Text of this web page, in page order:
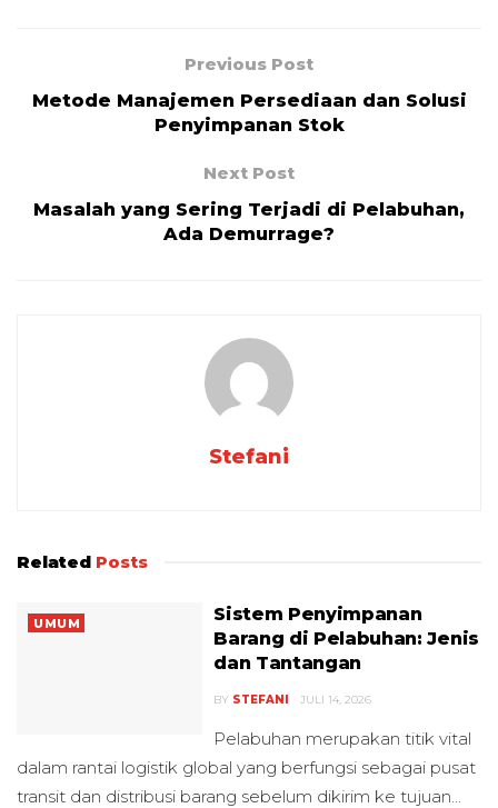
Previous Post
Metode Manajemen Persediaan dan Solusi
Penyimpanan Stok
Next Post
Masalah yang Sering Terjadi di Pelabuhan,
Ada Demurrage?
Stefani
Related Posts
UMUM
Sistem Penyimpanan
Barang di Pelabuhan: Jenis
dan Tantangan
BY STEFANI JULI 14, 2026
Pelabuhan merupakan titik vital
dalam rantai logistik global yang berfungsi sebagai pusat
transit dan distribusi barang sebelum dikirim ke tujuan...